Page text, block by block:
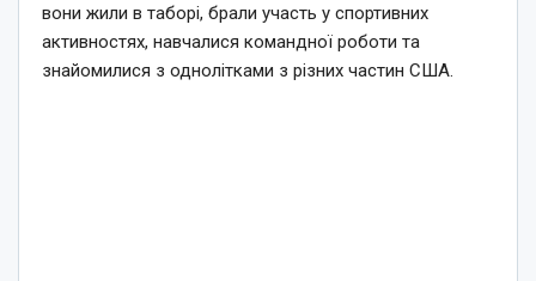
вони жили в таборі, брали участь у спортивних
активностях, навчалися командної роботи та
знайомилися з однолітками з різних частин США.